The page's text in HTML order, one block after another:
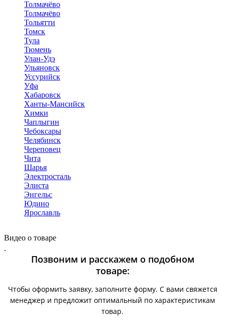
Толмачёво
Толмачёво
Тольятти
Томск
Тула
Тюмень
Улан-Удэ
Ульяновск
Уссурийск
Уфа
Хабаровск
Ханты-Мансийск
Химки
Чаплыгин
Чебоксары
Челябинск
Череповец
Чита
Шарья
Электросталь
Элиста
Энгельс
Юдино
Ярославль
Видео о товаре
.
Позвоним и расскажем о подобном
товаре:
Чтобы оформить заявку, заполните форму. С вами свяжется
менеджер и предложит оптимальный по характеристикам
товар.